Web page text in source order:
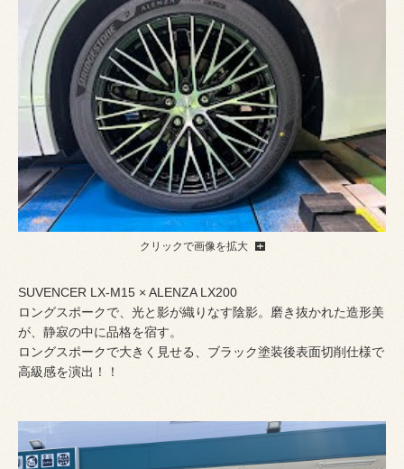
クリックで画像を拡大
SUVENCER LX-M15 × ALENZA LX200
ロングスポークで、光と影が織りなす陰影。磨き抜かれた造形美
が、静寂の中に品格を宿す。
ロングスポークで大きく見せる、ブラック塗装後表面切削仕様で
高級感を演出！！